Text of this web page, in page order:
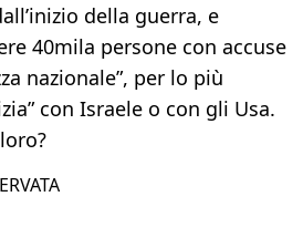
della guerra, e
40mila persone con accuse
nazionale”, per lo più
con Israele o con gli Usa.